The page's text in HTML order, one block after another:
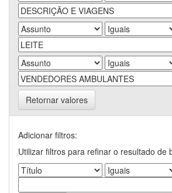
Retornar valores
Adicionar filtros:
Utilizar filtros para refinar o resultado de